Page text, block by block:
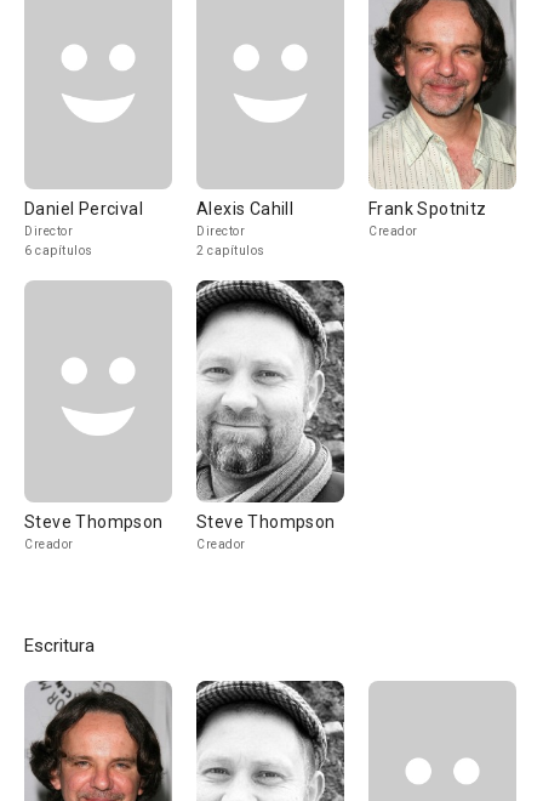
Daniel Percival
Director
6 capítulos
Alexis Cahill
Director
2 capítulos
Frank Spotnitz
Creador
Steve Thompson
Creador
Steve Thompson
Creador
Escritura